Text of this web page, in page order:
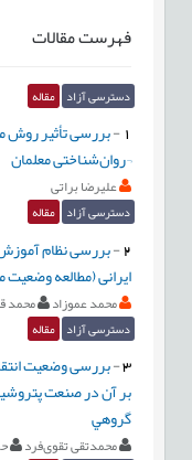
فهرست مقالات
دسترسی آزاد مقاله
-بررسی تأثیر روش
¬روان‌شناختی معلمان
علیرضا براتی
دسترسی آزاد مقاله
2
-بررسی نظام آموزش
ایرانی (مطالعه وضعیت
محمد عموزاد محمد
دسترسی آزاد مقاله
3
-بررسی وضعیت
بر آن در صنعت
گروهي
محمدتقی تقوی‌فرد